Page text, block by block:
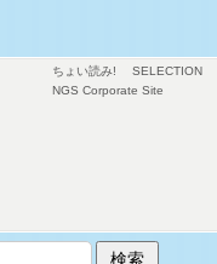
ちょい読み! SELECTION
NGS Corporate Site